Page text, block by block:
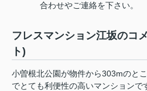
合わせやご連絡を下さい。
フレスマンション江坂のコ
ト)
小曽根北公園が物件から303mのと
でとても利便性の高いマンションで